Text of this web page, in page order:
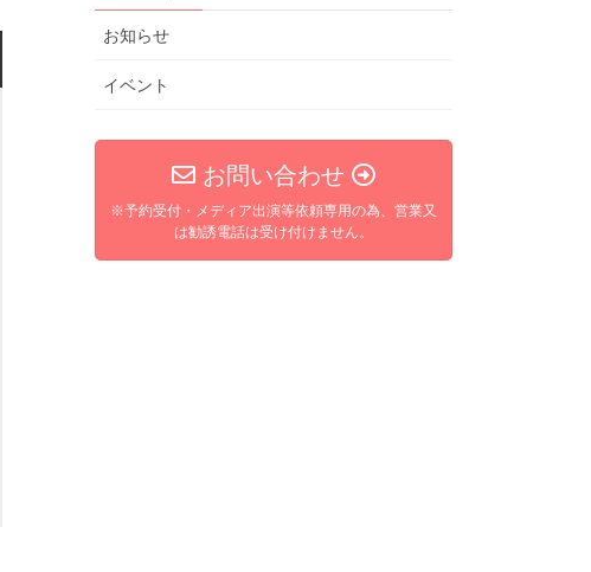
お知らせ
イベント
お問い合わせ
※予約受付・メディア出演等依頼専用の為、営業又
は勧誘電話は受け付けません。